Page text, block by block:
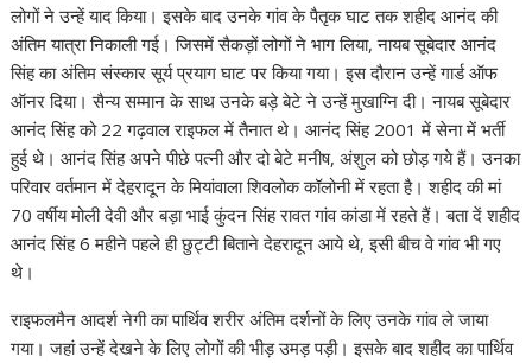
लोगों ने उन्हें याद किया। इसके बाद उनके गांव के पैतृक घाट तक शहीद आनंद की
अंतिम यात्रा निकाली गई। जिसमें सैकड़ों लोगों ने भाग लिया, नायब सूबेदार आनंद
सिंह का अंतिम संस्कार सूर्य प्रयाग घाट पर किया गया। इस दौरान उन्हें गार्ड ऑफ
ऑनर दिया। सैन्य सम्मान के साथ उनके बड़े बेटे ने उन्हें मुखाग्नि दी। नायब सूबेदार
आनंद सिंह को 22 गढ़वाल राइफल में तैनात थे। आनंद सिंह 2001 में सेना में भर्ती
हुई थे। आनंद सिंह अपने पीछे पत्नी और दो बेटे मनीष, अंशुल को छोड़ गये हैं। उनका
परिवार वर्तमान में देहरादून के मियांवाला शिवलोक कॉलोनी में रहता है। शहीद की मां
70 वर्षीय मोली देवी और बड़ा भाई कुंदन सिंह रावत गांव कांडा में रहते हैं। बता दें शहीद
आनंद सिंह 6 महीने पहले ही छुट्टी बिताने देहरादून आये थे, इसी बीच वे गांव भी गए
थे।
राइफलमैन आदर्श नेगी का पार्थिव शरीर अंतिम दर्शनों के लिए उनके गांव ले जाया
गया। जहां उन्हें देखने के लिए लोगों की भीड़ उमड़ पड़ी। इसके बाद शहीद का पार्थिव